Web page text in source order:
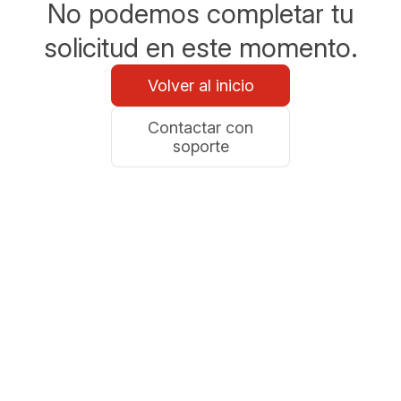
No podemos completar tu
solicitud en este momento.
Volver al inicio
Contactar con
soporte